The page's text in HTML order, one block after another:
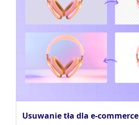
Usuwanie tła dla e-commerce